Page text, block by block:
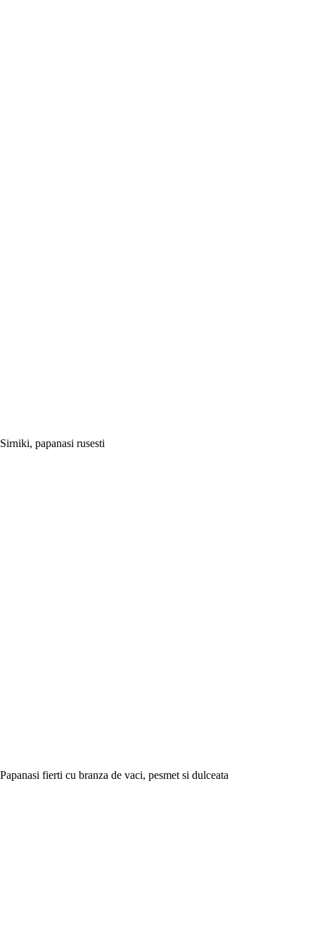
Sirniki, papanasi rusesti
Papanasi fierti cu branza de vaci, pesmet si dulceata